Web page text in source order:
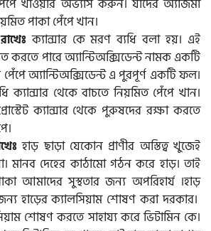
খাওয়ার অভ্যাস করুন। যাদের অ্যাজমা
পাকা পেঁপে খান।
ক্যান্সার কে মরণ ব্যধি বলা হয়। এই
করতে পারে অ্যান্টিঅক্সিডেন্ট নামক একটি
অ্যান্টিঅক্সিডেন্ট এ পুরপূর্ণ একটি ফল।
ক্যান্সার থেকে বাচতে নিয়মিত পেঁপে খান।
ক্যান্সার থেকে পুরুষদের রক্ষা করতে
হাড় ছাড়া যেকোন প্রাণীর অস্তিত্ব খুজেই
মানব দেহের কাঠামো গঠন করে হাড়। তাই
আমাদের সুস্থতার জন্য অপরিহার্য ।হাড়
হাড়ের ক্যালসিয়াম শোষণ করা দরকার।
শোষণ করতে সাহায্য করে ভিটামিন কে।